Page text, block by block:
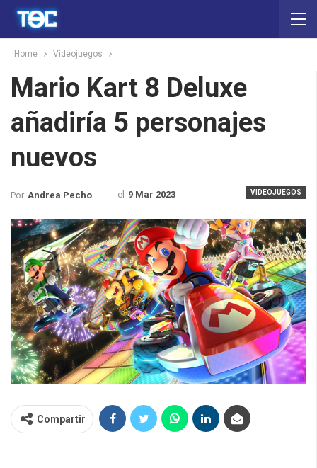
Home Videojuegos
Mario Kart 8 Deluxe
añadiría 5 personajes
nuevos
VIDEOJUEGOS
Por Andrea Pecho el 9 Mar 2023
Compartir